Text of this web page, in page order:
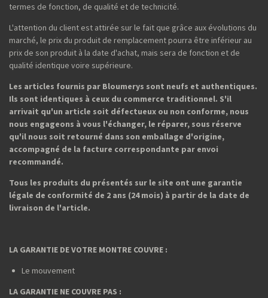
termes de fonction, de qualité et de technicité.
L'attention du client est attirée sur le fait que grâce aux évolutions du
marché, le prix du produit de remplacement pourra être inférieur au
prix de son produit à la date d'achat, mais sera de fonction et de
qualité identique voire supérieure.
Les articles fournis par Bloumerys sont neufs et authentiques.
Ils sont identiques à ceux du commerce traditionnel. S'il
arrivait qu'un article soit défectueux ou non conforme, nous
nous engageons à vous l'échanger, le réparer, sous réserve
qu'il nous soit retourné dans son emballage d'origine,
accompagné de la facture correspondante par envoi
recommandé.
Tous les produits du présentés sur le site ont une garantie
légale de conformité de 2 ans (24 mois) à partir de la date de
livraison de l'article.
LA GARANTIE DE VOTRE MONTRE COUVRE :
Le mouvement
LA GARANTIE NE COUVRE PAS :